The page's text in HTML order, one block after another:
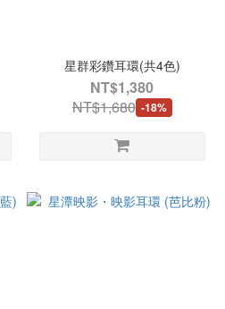
星群彩鑽耳環(共4色)
NT$1,380
NT$1,680 -18%